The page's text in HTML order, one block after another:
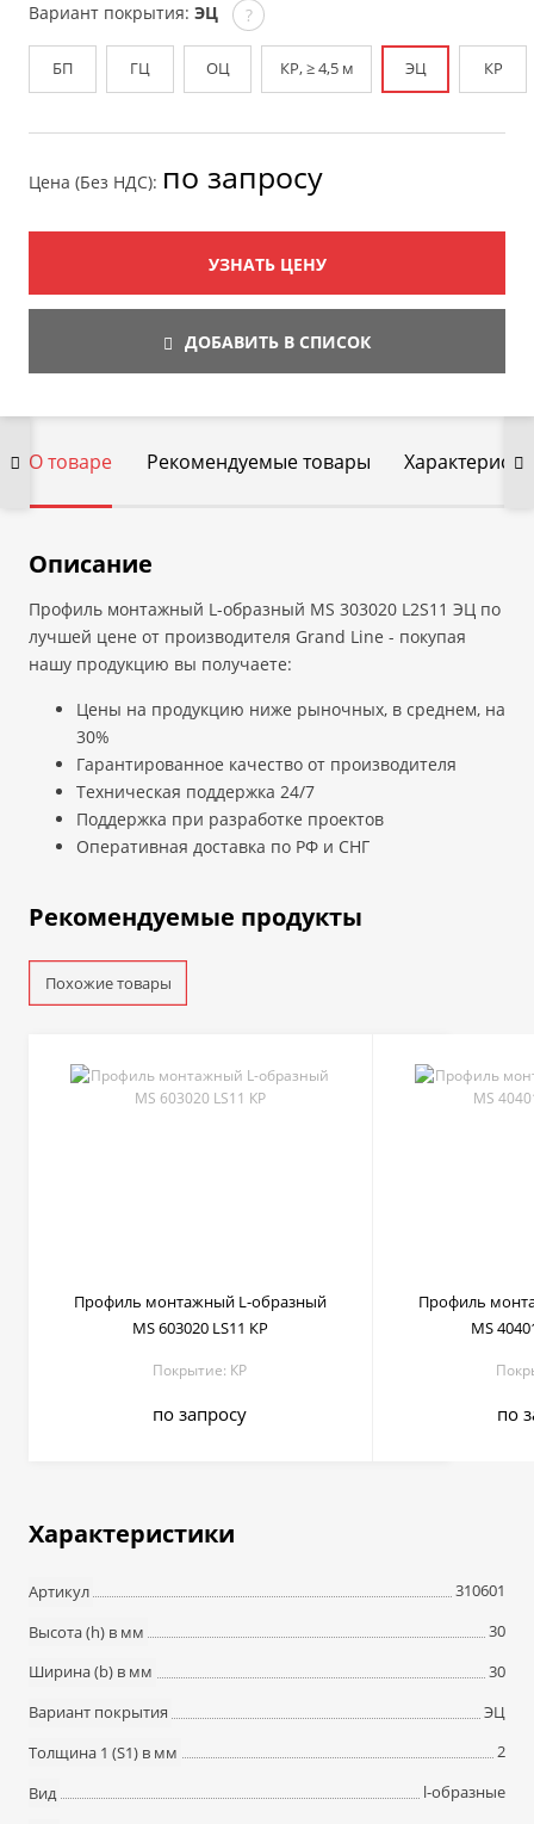
Вариант покрытия: ЭЦ ?
БП ГЦ ОЦ КР, ≥ 4,5 м ЭЦ КР
Цена (Без НДС): по запросу
УЗНАТЬ ЦЕНУ
ДОБАВИТЬ В СПИСОК
О товаре Рекомендуемые товары
Описание
Профиль монтажный L-образный MS 303020 L2S11 ЭЦ по
лучшей цене от производителя Grand Line - покупая
нашу продукцию вы получаете:
Цены на продукцию ниже рыночных, в среднем, на
30%
Гарантированное качество от производителя
Техническая поддержка 24/7
Поддержка при разработке проектов
Оперативная доставка по РФ и СНГ
Рекомендуемые продукты
Похожие товары
Профиль монтажный L-образный
MS 603020 LS11 КР
Покрытие: КР
по запросу
Профиль
MS
по
Характеристики
Артикул
310601
Высота (h) в мм
30
Ширина (b) в мм
30
Вариант покрытия
ЭЦ
Толщина 1 (S1) в мм
2
Вид
l-образные